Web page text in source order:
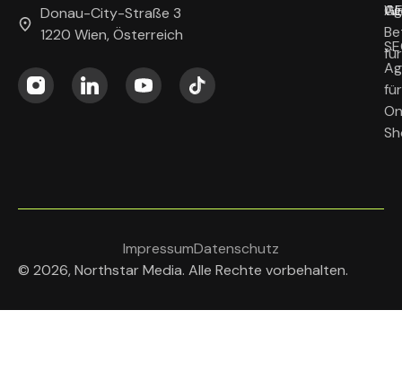
Donau-City-Straße 3
1220 Wien, Österreich
für
ImpressumDatenschutz
© 2026, Northstar Media. Alle Rechte vorbehalten.